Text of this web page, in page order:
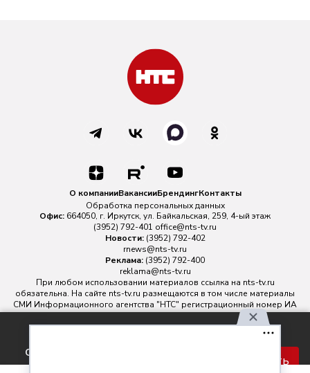
соглашаетесь с правилами
Принять
О компанииВакансииБрендингКонтакты
Обработка персональных данных
Офис: 664050, г. Иркутск, ул. Байкальская, 259, 4-ый этаж
(3952) 792-401 office@nts-tv.ru
Новости: (3952) 792-402
rnews@nts-tv.ru
Реклама: (3952) 792-400
reklama@nts-tv.ru
При любом использовании материалов ссылка на nts-tv.ru
обязательна. На сайте nts-tv.ru размещаются в том числе материалы
СМИ Информационного агентства "НТС" регистрационный номер ИА
№ ФС 77 - 88763 зарегистрировано Федеральной службой по
надзору в сфере связи, информационных технологий и массовых
Главный редактор ИА "НТС" Иштулкин Евгений Александрович
16+